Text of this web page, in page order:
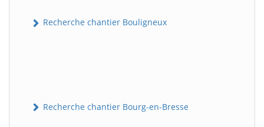
Recherche chantier Bouligneux
Recherche chantier Bourg-en-Bresse